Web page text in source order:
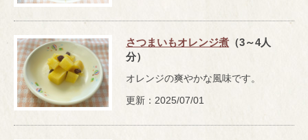
さつまいもオレンジ煮 （3～4人
分）
オレンジの爽やかな風味です。
更新：2025/07/01